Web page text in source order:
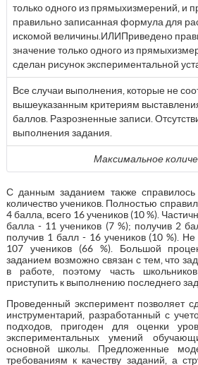
только одного из прямыхизмерений, и
правильно записанная формула для
искомой величины.ИЛИПриведено
значение только одного из
сделан рисунок экспериментальной
Все случаи выполнения, которые не
вышеуказанным критериям
баллов. Разрозненные записи.
выполнения задания.
Максимальное
С данным заданием также справилось
количество учеников. Полностью
4 балла, всего 16 учеников (10 %).
балла - 11 учеников (7 %); получив 2
получив 1 балл - 16 учеников (10 %).
107 учеников (66 %). Большой
заданием возможно связан с тем, что
в работе, поэтому часть
приступить к выполнению последнего
Проведенный эксперимент позволяет
инструментарий, разработанный с
подходов, пригоден для оценки
экспериментальных умений
основной школы. Предложенные
требованиям к качеству заданий, а